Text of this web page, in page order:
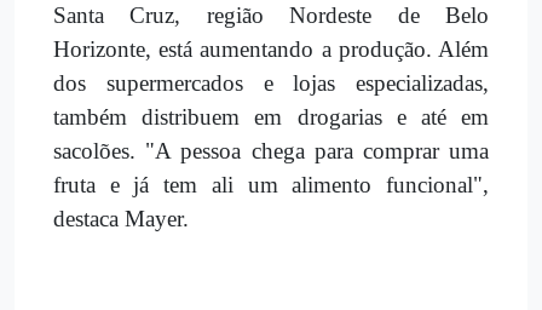
Santa Cruz, região Nordeste de Belo
Horizonte, está aumentando a produção. Além
dos supermercados e lojas especializadas,
também distribuem em drogarias e até em
sacolões. "A pessoa chega para comprar uma
fruta e já tem ali um alimento funcional",
destaca Mayer.